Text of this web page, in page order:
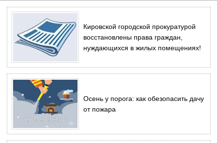
Кировской городской прокуратурой
восстановлены права граждан,
нуждающихся в жилых помещениях!
Осень у порога: как обезопасить дачу
от пожара